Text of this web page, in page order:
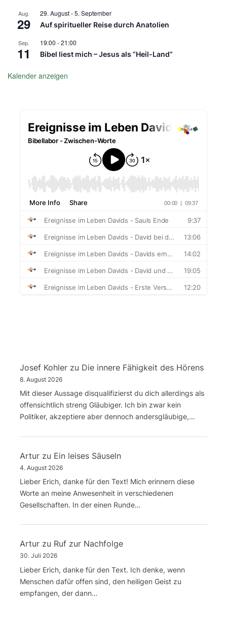
Aug.
29
29. August-5. September
Auf spiritueller Reise durch Anatolien
Sep.
11
19:00 -21:00
Bibel liest mich – Jesus als “Heil-Land”
Kalender anzeigen
Josef Kohler zu Die innere Fähigkeit des Hörens
8. August 2026
Mit dieser Aussage disqualifizierst du dich allerdings als
offensichtlich streng Gläubiger. Ich bin zwar kein
Politiker, akzeptiere aber dennoch andersgläubige,…
Artur zu Ein leises Säuseln
4. August 2026
Lieber Erich, danke für den Text! Mich erinnern diese
Worte an meine Anwesenheit in verschiedenen
Gesellschaften. In der einen Runde…
Artur zu Ruf zur Nachfolge
30. Juli 2026
Lieber Erich, danke für den Text. Ich denke, wenn
Menschen dafür offen sind, den heiligen Geist zu
empfangen, der dann…